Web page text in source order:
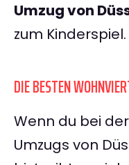
Umzug von
zum Kinderspiel.
DIE BESTEN
Wenn du bei
Umzugs von